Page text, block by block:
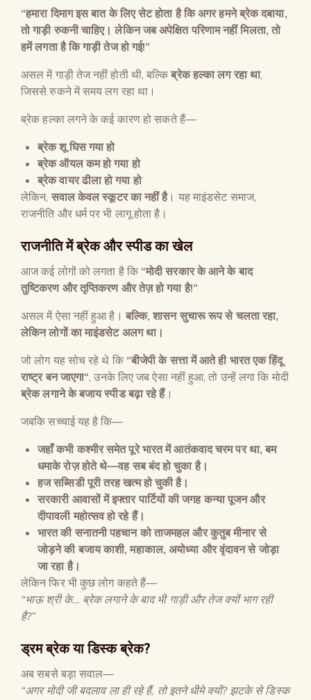
“हमारा दिमाग इस बात के लिए सेट होता है कि अगर हमने ब्रेक दबाया,
तो गाड़ी रुकनी चाहिए। लेकिन जब अपेक्षित परिणाम नहीं मिलता, तो
हमें लगता है कि गाड़ी तेज हो गई!”
असल में गाड़ी तेज नहीं होती थी, बल्किब्रेक हल्का लग रहा था,
जिससे रुकने में समय लग रहा था।
ब्रेक हल्का लगने के कई कारण हो सकते हैं—
ब्रेक शू घिस गया हो
ब्रेक ऑयल कम हो गया हो
ब्रेक वायर ढीला हो गया हो
लेकिन, सवाल केवल स्कूटर का नहीं है। यह माइंडसेट समाज,
राजनीति और धर्म पर भी लागू होता है।
राजनीति में ब्रेक और स्पीड का खेल
आज कई लोगों को लगता है कि “मोदी सरकार के आने के बाद
तुष्टिकरण और तृप्तिकरण और तेज़ हो गया है!”
असल में ऐसा नहीं हुआ है। बल्कि,शासन सुचारू रूप से चलता रहा,
लेकिन लोगों का माइंडसेट अलग था।
जो लोग यह सोच रहे थे कि “बीजेपी के सत्ता में आते ही भारत एक हिंदू
राष्ट्र बन जाएगा“, उनके लिए जब ऐसा नहीं हुआ, तो उन्हें लगा कि मोदी
ब्रेक लगाने के बजाय स्पीड बढ़ा रहे हैं।
जबकि सच्चाई यह है कि—
जहाँ कभी कश्मीर समेत पूरे भारत में आतंकवाद चरम पर था,बम
धमाके रोज़ होते थे—वह सब बंद हो चुका है।
हज सब्सिडी पूरी तरह खत्म हो चुकी है।
सरकारी आवासों में इफ्तार पार्टियों की जगह कन्या पूजन और
दीपावली महोत्सव हो रहे हैं।
भारत की सनातनी पहचान को ताजमहल और कुतुब मीनार से
जोड़ने की बजाय काशी,महाकाल,अयोध्या और वृंदावन से जोड़ा
जा रहा है।
लेकिन फिर भी कुछ लोग कहते हैं—
“भाऊ श्री के… ब्रेक लगाने के बाद भी गाड़ी और तेज क्यों भाग रही
है?”
ड्रम ब्रेक या डिस्क ब्रेक?
अब सबसे बड़ा सवाल—
“अगर मोदी जी बदलाव ला ही रहे हैं, तो इतने धीमे क्यों?झटके से डिस्क